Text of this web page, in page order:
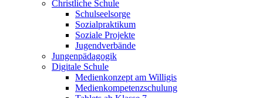
Christliche Schule
Schulseelsorge
Sozialpraktikum
Soziale Projekte
Jugendverbände
Jungenpädagogik
Digitale Schule
Medienkonzept am Willigis
Medienkompetenzschulung